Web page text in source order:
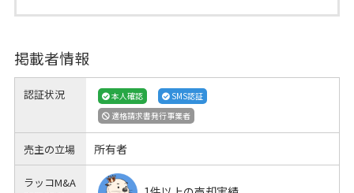
掲載者情報
認証状況 本人確認
SMS認証
適格請求書発行事業者
売主の立場 所有者
ラッコM&A